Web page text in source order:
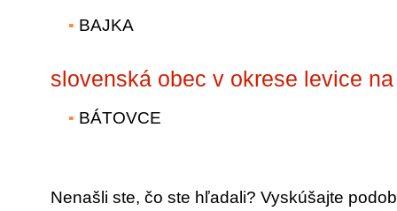
BAJKA
slovenská obec v okrese levice na
BÁTOVCE
Nenašli ste, čo ste hľadali? Vyskúšajte